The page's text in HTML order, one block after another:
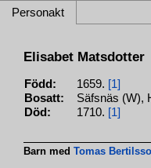
Personakt
Elisabet Matsdotter
Född: 1659. [1]
Bosatt:
Säfsnäs (W),
Död:
1710. [1]
Barn medTomas